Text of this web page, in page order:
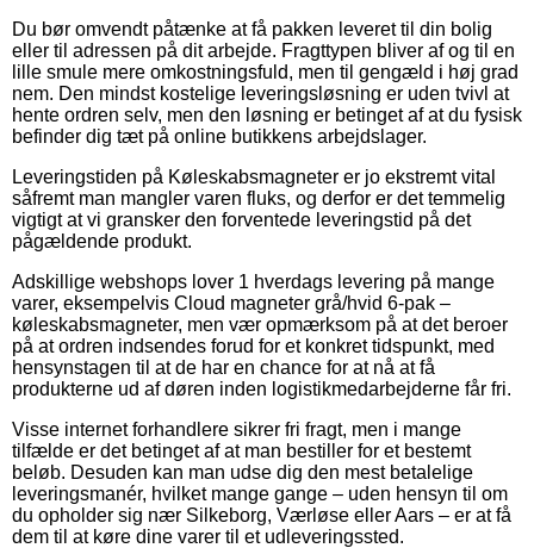
Du bør omvendt påtænke at få pakken leveret til din bolig
eller til adressen på dit arbejde. Fragttypen bliver af og til en
lille smule mere omkostningsfuld, men til gengæld i høj grad
nem. Den mindst kostelige leveringsløsning er uden tvivl at
hente ordren selv, men den løsning er betinget af at du fysisk
befinder dig tæt på online butikkens arbejdslager.
Leveringstiden på Køleskabsmagneter er jo ekstremt vital
såfremt man mangler varen fluks, og derfor er det temmelig
vigtigt at vi gransker den forventede leveringstid på det
pågældende produkt.
Adskillige webshops lover 1 hverdags levering på mange
varer, eksempelvis Cloud magneter grå/hvid 6-pak –
køleskabsmagneter, men vær opmærksom på at det beroer
på at ordren indsendes forud for et konkret tidspunkt, med
hensynstagen til at de har en chance for at nå at få
produkterne ud af døren inden logistikmedarbejderne får fri.
Visse internet forhandlere sikrer fri fragt, men i mange
tilfælde er det betinget af at man bestiller for et bestemt
beløb. Desuden kan man udse dig den mest betalelige
leveringsmanér, hvilket mange gange – uden hensyn til om
du opholder sig nær Silkeborg, Værløse eller Aars – er at få
dem til at køre dine varer til et udleveringssted.